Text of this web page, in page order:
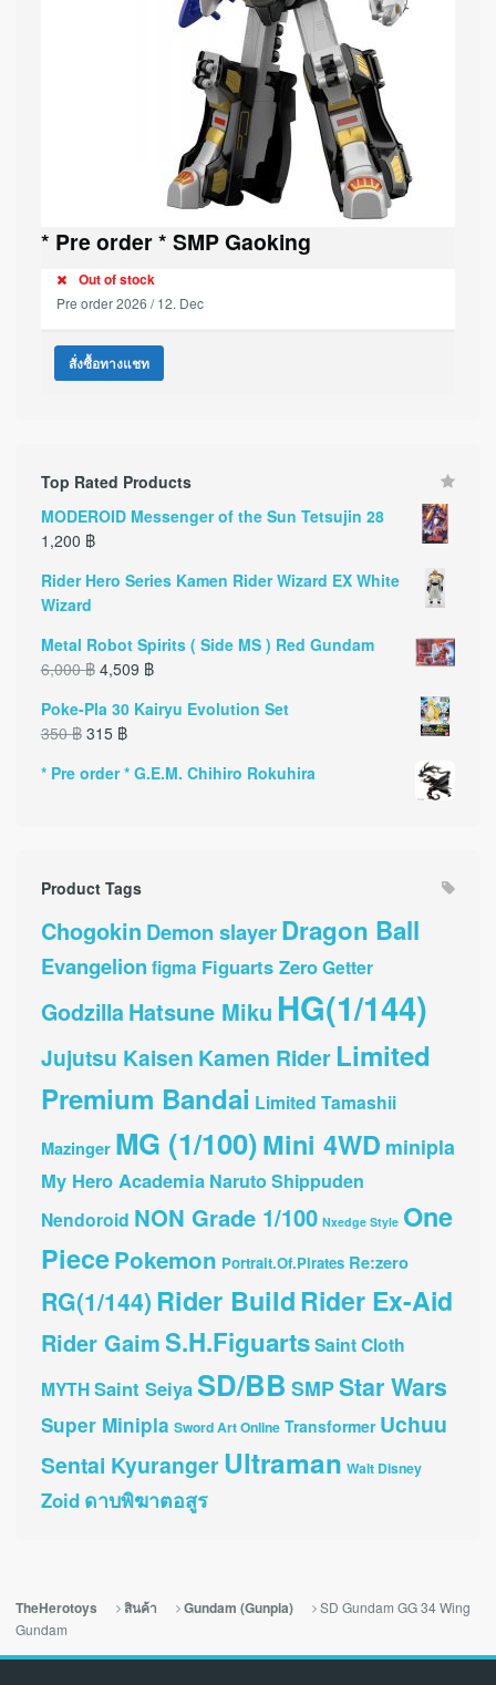
* Pre order * SMP Gaoking
Out of stock
Pre order 2026 / 12. Dec
สั่งซื้อทางแชท
Top Rated Products
MODEROID Messenger of the Sun Tetsujin 28
1,200 ฿
Rider Hero Series Kamen Rider Wizard EX White
Wizard
Metal Robot Spirits ( Side MS ) Red Gundam
6,000฿ 4,509 ฿
Poke-Pla 30 Kairyu Evolution Set
350฿ 315 ฿
* Pre order * G.E.M. Chihiro Rokuhira
Product Tags
Chogokin Demon slayerDragon Ball
Evangelion figma Figuarts ZeroGetter
GodzillaHatsune Miku HG(1/144)
Jujutsu Kaisen Kamen Rider Limited
Premium Bandai Limited Tamashii
Mazinger MG (1/100)Mini 4WD minipla
My Hero Academia Naruto Shippuden
Nendoroid NON Grade 1/100 Nxedge Style One
PiecePokemon Portrait.Of.Pirates Re:zero
RG(1/144)Rider BuildRider Ex-Aid
Rider GaimS.H.FiguartsSaint Cloth
MYTHSaint SeiyaSD/BB SMPStar Wars
Super Minipla Sword Art Online Transformer Uchuu
Sentai KyurangerUltraman Walt Disney
Zoid ดาบพิฆาตอสูร
TheHerotoys สินค้า Gundam (Gunpla)
SD Gundam GG 34 Wing
Gundam